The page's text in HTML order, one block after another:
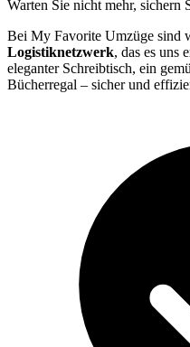
Warten Sie nicht mehr, sichern
Bei My Favorite Umzüge sind
Logistiknetzwerk, das es uns
eleganter Schreibtisch, ein
Bücherregal – sicher und